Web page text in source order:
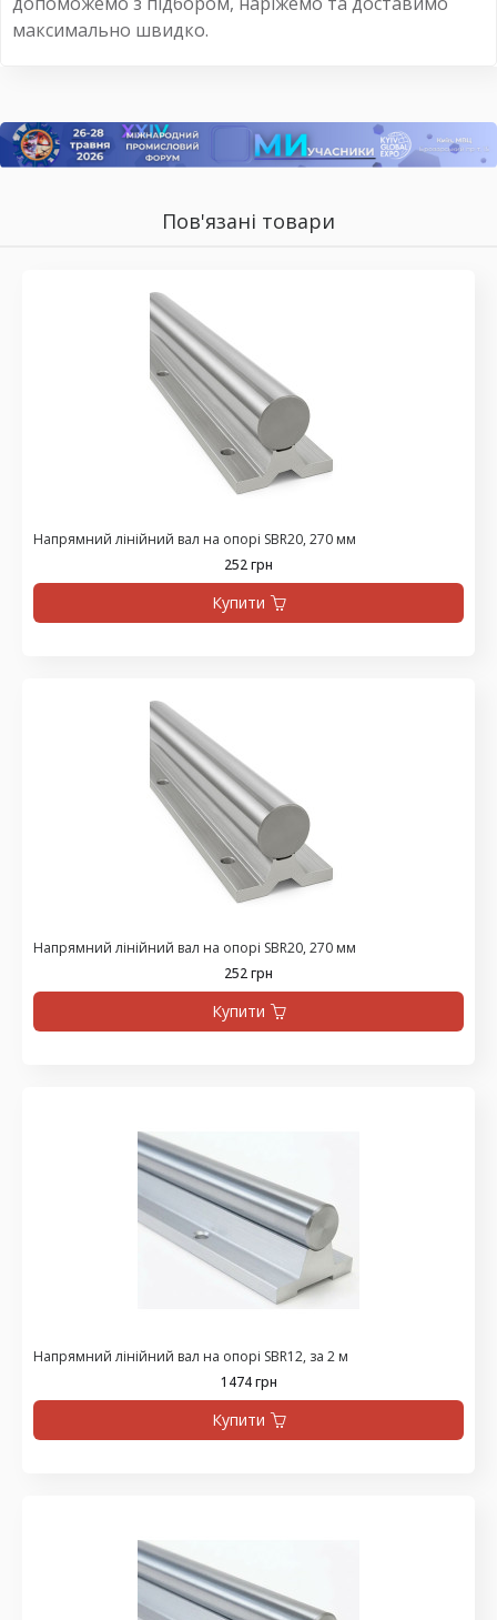
максимально швидко.
Пов'язані товари
Напрямний лінійний вал на опорі SBR20, 270 мм
252 грн
Купити
Напрямний лінійний вал на опорі SBR20, 270 мм
252 грн
Купити
Напрямний лінійний вал на опорі SBR12, за 2 м
1474 грн
Купити